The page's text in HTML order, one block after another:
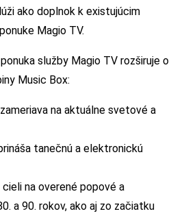
ako doplnok k existujúcim
Magio TV.
služby Magio TV rozširuje o
Music Box:
na aktuálne svetové a
tanečnú a elektronickú
cieli na overené popové a
a 90. rokov, ako aj zo začiatku